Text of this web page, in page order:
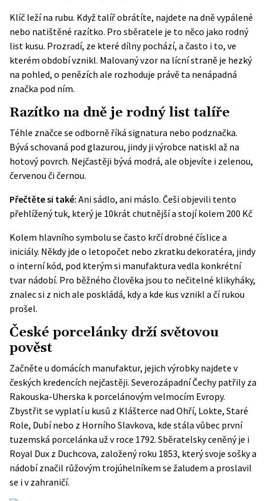
Klíč leží na rubu. Když talíř obrátíte, najdete na dně vypálené
nebo natištěné razítko. Pro sběratele je to něco jako rodný
list kusu. Prozradí, ze které dílny pochází, a často i to, ve
kterém období vznikl. Malovaný vzor na lícní straně je hezký
na pohled, o penězích ale rozhoduje právě ta nenápadná
značka pod ním.
Razítko na dně je rodný list talíře
Téhle značce se odborně říká signatura nebo podznačka.
Bývá schovaná pod glazurou, jindy ji výrobce natiskl až na
hotový povrch. Nejčastěji bývá modrá, ale objevíte i zelenou,
červenou či černou.
Přečtěte si také: Ani sádlo, ani máslo. Češi objevili tento
přehlížený tuk, který je 10krát chutnější a stojí kolem 200 Kč
Kolem hlavního symbolu se často krčí drobné číslice a
iniciály. Někdy jde o letopočet nebo zkratku dekoratéra, jindy
o interní kód, pod kterým si manufaktura vedla konkrétní
tvar nádobí. Pro běžného člověka jsou to nečitelné klikyháky,
znalec si z nich ale poskládá, kdy a kde kus vznikl a čí rukou
prošel.
České porcelánky drží světovou
pověst
Začněte u domácích manufaktur, jejich výrobky najdete v
českých kredencích nejčastěji. Severozápadní Čechy patřily za
Rakouska-Uherska k porcelánovým velmocím Evropy.
Zbystřit se vyplatí u kusů z Klášterce nad Ohří, Lokte, Staré
Role, Dubí nebo z Horního Slavkova, kde stála vůbec první
tuzemská porcelánka už v roce 1792. Sběratelsky ceněný je i
Royal Dux z Duchcova, založený roku 1853, který svoje sošky a
nádobí značil růžovým trojúhelníkem se žaludem a proslavil
se i v zahraničí.